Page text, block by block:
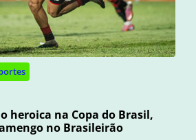
heroica na Copa do Brasil,
no Brasileirão